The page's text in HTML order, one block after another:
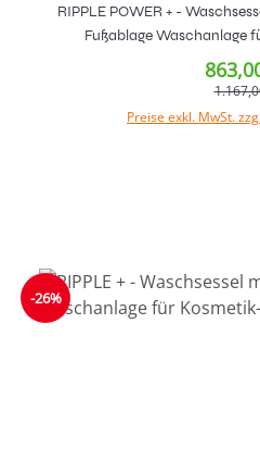
RIPPLE POWER + -
Fußablage Waschanlage
Preise exkl. MwSt.
-26%